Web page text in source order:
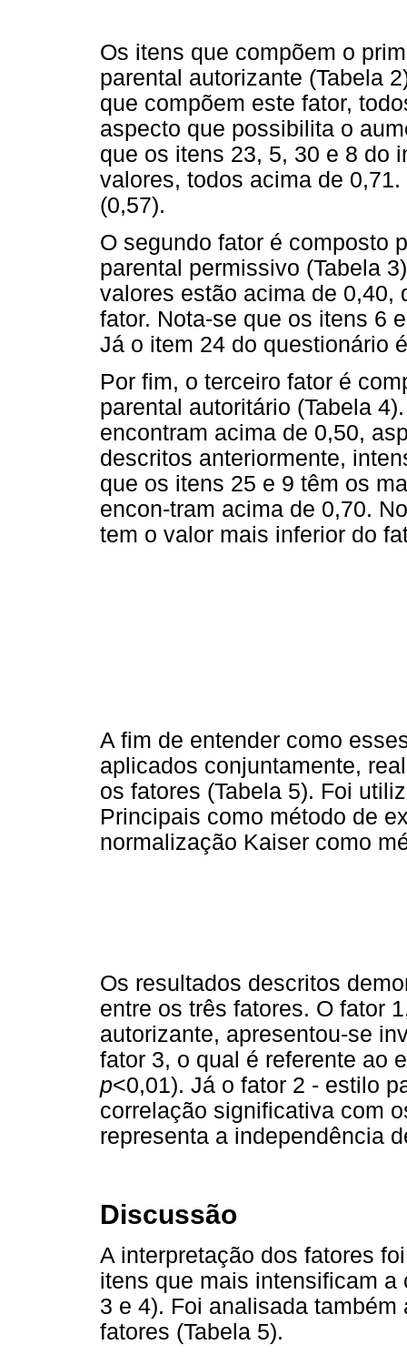
Os itens que compõem o
parental autorizante (Tabela
que compõem este fator,
aspecto que possibilita o
que os itens 23, 5, 30 e 8 do
valores, todos acima de
(0,57).
O segundo fator é composto
parental permissivo (Tabela
valores estão acima de 0,40,
fator. Nota-se que os itens 6
Já o item 24 do questionário
Por fim, o terceiro fator é
parental autoritário (Tabela
encontram acima de 0,50,
descritos anteriormente,
que os itens 25 e 9 têm os
encon-tram acima de 0,70.
tem o valor mais inferior do
A fim de entender como
aplicados conjuntamente,
os fatores (Tabela 5). Foi
Principais como método de
normalização Kaiser como
Os resultados descritos
entre os três fatores. O fator
autorizante, apresentou-se
fator 3, o qual é referente ao
p<0,01). Já o fator 2 - estilo
correlação significativa com
representa a independência
Discussão
A interpretação dos fatores
itens que mais intensificam a
3 e 4). Foi analisada
fatores (Tabela 5).